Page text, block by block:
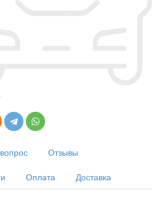
Отзывы
Оплата Доставка